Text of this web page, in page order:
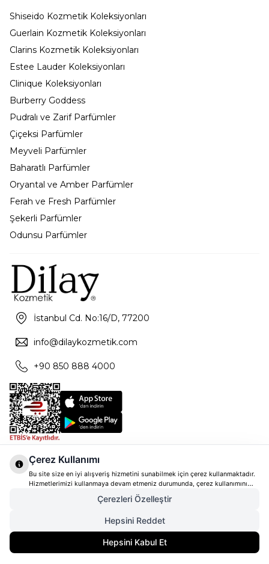
8.305,00TL
6.644,00 Gelince Haber Ver
Shiseido Kozmetik Koleksiyonları
Guerlain Kozmetik Koleksiyonları
Clarins Kozmetik Koleksiyonları
Estee Lauder Koleksiyonları
Clinique Koleksiyonları
Burberry Goddess
Pudralı ve Zarif Parfümler
Çiçeksi Parfümler
Meyveli Parfümler
Baharatlı Parfümler
Oryantal ve Amber Parfümler
Ferah ve Fresh Parfümler
Şekerli Parfümler
Odunsu Parfümler
İstanbul Cd. No:16/D, 77200
info@dilaykozmetik.com
+90 850 888 4000
Çerez Kullanımı
Bu site size en iyi alışveriş hizmetini sunabilmek için çerez kullanmaktadır.
Hizmetlerimizi kullanmaya devam etmeniz durumunda, çerez kullanımını
kabul ettiğinizi varsayacağız. Çerezler hakkında daha fazla bilgi ve nasıl
reddedeceğinizi öğrenmek içintıklayınız
Çerezleri Özelleştir
Hepsini Reddet
Hepsini Kabul Et